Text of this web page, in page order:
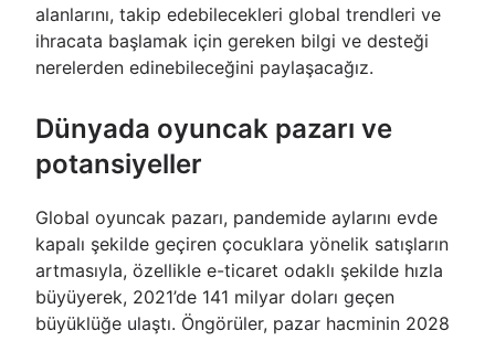
alanlarını, takip edebilecekleri global trendleri ve
ihracata başlamak için gereken bilgi ve desteği
nerelerden edinebileceğini paylaşacağız.
Dünyada oyuncak pazarı ve
potansiyeller
Global oyuncak pazarı, pandemide aylarını evde
kapalı şekilde geçiren çocuklara yönelik satışların
artmasıyla, özellikle e-ticaret odaklı şekilde hızla
büyüyerek, 2021’de 141 milyar doları geçen
büyüklüğe ulaştı. Öngörüler, pazar hacminin 2028